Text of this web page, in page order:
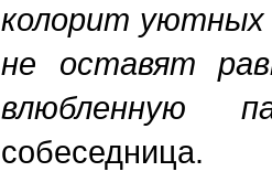
колорит уютных
не оставят
влюбленную
собеседница.